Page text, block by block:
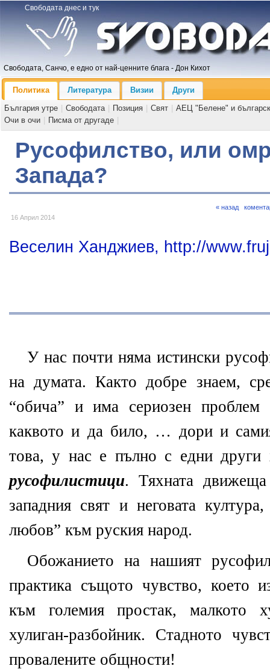
Свободата днес и тук
Свободата, Санчо, е едно от най-ценните блага - Дон Кихот
Политика Литература Визии
Други
България утре
Свободата Позиция Свят
АЕЦ "Белене" и
Очи в очи
Писма от другаде
Русофилство, или
Запада?
16 Април 2014
« назад
Веселин Ханджиев, http://
У нас почти няма истински
на думата. Както добре знаем,
“обича” и има сериозен проблем
каквото и да било, … дори и
това, у нас е пълно с едни други
русофилистици. Тяхната
западния свят и неговата
любов” към руския народ.
Обожанието на нашият
практика същото чувство, което
към големия простак, малкото
хулиган-разбойник. Стадното
провалените общности!